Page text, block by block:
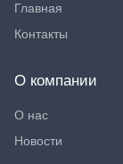
Главная
Контакты
О компании
О нас
Новости